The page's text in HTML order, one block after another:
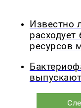
Известно
ресурсов